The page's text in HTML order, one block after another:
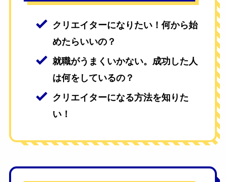
クリエイターになりたい！何から始
めたらいいの？
就職がうまくいかない。成功した人
は何をしているの？
クリエイターになる方法を知りた
い！